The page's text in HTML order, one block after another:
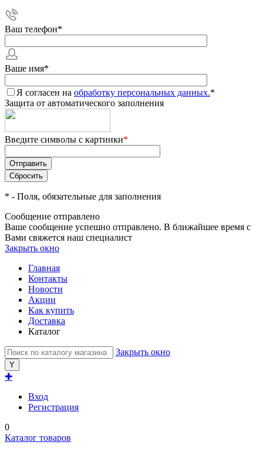
Ваш телефон*
Ваше имя*
Я согласен на обработку персональных данных.*
Защита от автоматического заполнения
Введите символы с картинки*
* - Поля, обязательные для заполнения
Сообщение отправлено
Ваше сообщение успешно отправлено. В ближайшее время с
Вами свяжется наш специалист
Закрыть окно
Главная
Контакты
Новости
Акции
Как купить
Доставка
Каталог
Закрыть окно
✚
Вход
Регистрация
0
Каталог товаров